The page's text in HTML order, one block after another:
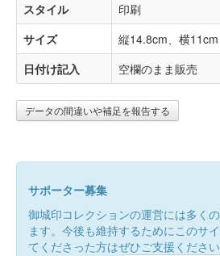
スタイル
印刷
サイズ
縦14.8cm、横11cm
日付け記入
空欄のまま販売
データの間違いや補足を報告する
サポーター募集
御城印コレクションの運営には多く
ます。今後も維持するためにこのサ
てくださった方はぜひご支援くださ